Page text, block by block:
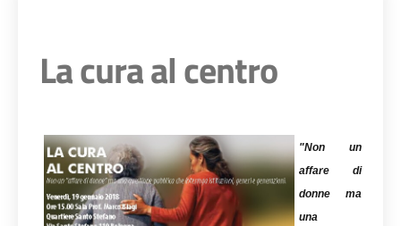
La cura al centro
"Non un
affare di
donne ma
una